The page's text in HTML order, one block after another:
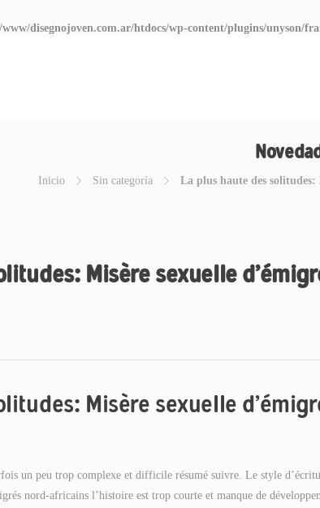
/www/disegnojoven.com.ar/htdocs/wp-content/plugins/unyson/
Inicio Sin categoría La plus haute des
Misère sexuelle
Misère sexuelle
un peu trop complexe et difficile résumé suivre. Le style
nord-africains l’histoire est trop courte et manque de